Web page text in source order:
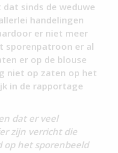
sinds de weduwe
handelingen
er niet meer
sporenpatroon er al
er op de blouse
niet op zaten op het
in de rapportage
dat er veel
zijn verricht die
het sporenbeeld